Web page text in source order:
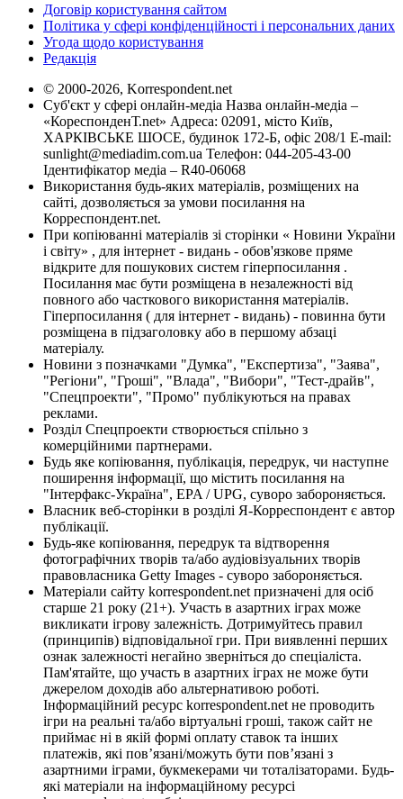
Договір користування сайтом
Політика у сфері конфіденційності і персональних даних
Угода щодо користування
Редакція
© 2000-2026, Korrespondent.net
Суб'єкт у сфері онлайн-медіа Назва онлайн-медіа –
«КореспонденТ.net» Адреса: 02091, місто Київ,
ХАРКІВСЬКЕ ШОСЕ, будинок 172-Б, офіс 208/1 E-mail:
sunlight@mediadim.com.ua Телефон: 044-205-43-00
Ідентифікатор медіа – R40-06068
Використання будь-яких матеріалів, розміщених на
сайті, дозволяється за умови посилання на
Корреспондент.net.
При копіюванні матеріалів зі сторінки « Новини України
і світу» , для інтернет - видань - обов'язкове пряме
відкрите для пошукових систем гіперпосилання .
Посилання має бути розміщена в незалежності від
повного або часткового використання матеріалів.
Гіперпосилання ( для інтернет - видань) - повинна бути
розміщена в підзаголовку або в першому абзаці
матеріалу.
Новини з позначками "Думка", "Експертиза", "Заява",
"Регіони", "Гроші", "Влада", "Вибори", "Тест-драйв",
"Спецпроекти", "Промо" публікуються на правах
реклами.
Розділ Спецпроекти створюється спільно з
комерційними партнерами.
Будь яке копіювання, публікація, передрук, чи наступне
поширення інформації, що містить посилання на
"Інтерфакс-Україна", EPA / UPG, суворо забороняється.
Власник веб-сторінки в розділі Я-Корреспондент є автор
публікації.
Будь-яке копіювання, передрук та відтворення
фотографічних творів та/або аудіовізуальних творів
правовласника Getty Images - суворо забороняється.
Матеріали сайту korrespondent.net призначені для осіб
старше 21 року (21+). Участь в азартних іграх може
викликати ігрову залежність. Дотримуйтесь правил
(принципів) відповідальної гри. При виявленні перших
ознак залежності негайно зверніться до спеціаліста.
Пам'ятайте, що участь в азартних іграх не може бути
джерелом доходів або альтернативою роботі.
Інформаційний ресурс korrespondent.net не проводить
ігри на реальні та/або віртуальні гроші, також сайт не
приймає ні в якій формі оплату ставок та інших
платежів, які пов’язані/можуть бути пов’язані з
азартними іграми, букмекерами чи тоталізаторами. Будь-
які матеріали на інформаційному ресурсі